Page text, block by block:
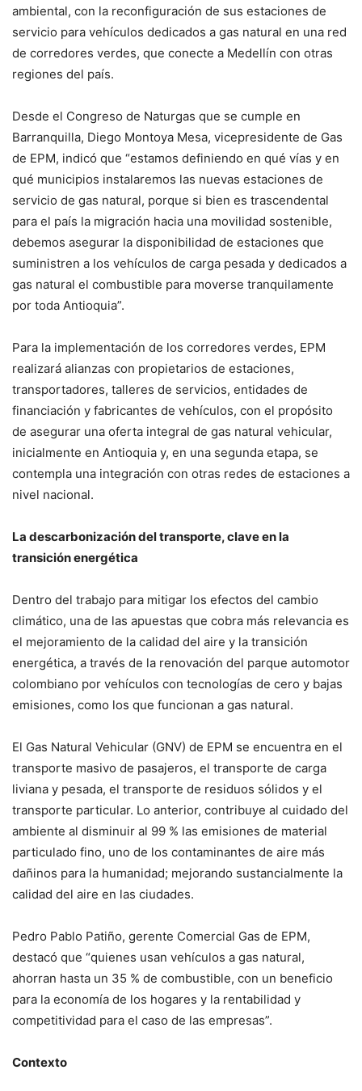
ambiental, con la reconfiguración de sus estaciones de
servicio para vehículos dedicados a gas natural en una red
de corredores verdes, que conecte a Medellín con otras
regiones del país.
Desde el Congreso de Naturgas que se cumple en
Barranquilla, Diego Montoya Mesa, vicepresidente de Gas
de EPM, indicó que “estamos definiendo en qué vías y en
qué municipios instalaremos las nuevas estaciones de
servicio de gas natural, porque si bien es trascendental
para el país la migración hacia una movilidad sostenible,
debemos asegurar la disponibilidad de estaciones que
suministren a los vehículos de carga pesada y dedicados a
gas natural el combustible para moverse tranquilamente
por toda Antioquia”.
Para la implementación de los corredores verdes, EPM
realizará alianzas con propietarios de estaciones,
transportadores, talleres de servicios, entidades de
financiación y fabricantes de vehículos, con el propósito
de asegurar una oferta integral de gas natural vehicular,
inicialmente en Antioquia y, en una segunda etapa, se
contempla una integración con otras redes de estaciones a
nivel nacional.
La descarbonización del transporte, clave en la
transición energética
Dentro del trabajo para mitigar los efectos del cambio
climático, una de las apuestas que cobra más relevancia es
el mejoramiento de la calidad del aire y la transición
energética, a través de la renovación del parque automotor
colombiano por vehículos con tecnologías de cero y bajas
emisiones, como los que funcionan a gas natural.
El Gas Natural Vehicular (GNV) de EPM se encuentra en el
transporte masivo de pasajeros, el transporte de carga
liviana y pesada, el transporte de residuos sólidos y el
transporte particular. Lo anterior, contribuye al cuidado del
ambiente al disminuir al 99 % las emisiones de material
particulado fino, uno de los contaminantes de aire más
dañinos para la humanidad; mejorando sustancialmente la
calidad del aire en las ciudades.
Pedro Pablo Patiño, gerente Comercial Gas de EPM,
destacó que “quienes usan vehículos a gas natural,
ahorran hasta un 35 % de combustible, con un beneficio
para la economía de los hogares y la rentabilidad y
competitividad para el caso de las empresas”.
Contexto